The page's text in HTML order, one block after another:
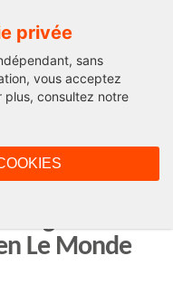
privée
sans
vous acceptez
plus, consultez notre
Michel,
Le Monde